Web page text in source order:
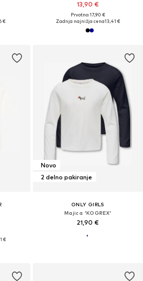
€
13,90 €
Prvotno: 17,90 €
Zadnja najnižja cena13,41 €
€
Novo
2 delno pakiranje
ONLY GIRLS
Majica 'KOGREX'
21,90 €